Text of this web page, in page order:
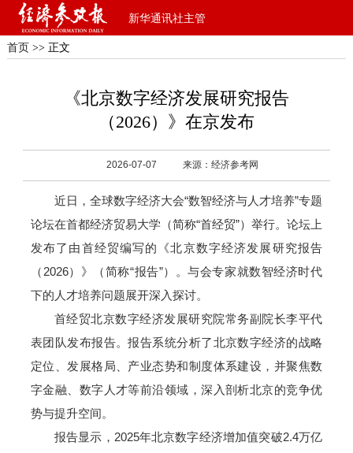
新华通讯社主管
首页 >> 正文
《北京数字经济发展研究报告
（2026）》在京发布
2026-07-07 来源：经济参考网
近日，全球数字经济大会“数智经济与人才培养”专题
论坛在首都经济贸易大学（简称“首经贸”）举行。论坛上
发布了由首经贸编写的《北京数字经济发展研究报告
（2026）》（简称“报告”）。与会专家就数智经济时代
下的人才培养问题展开深入探讨。
首经贸北京数字经济发展研究院常务副院长李平代
表团队发布报告。报告系统分析了北京数字经济的战略
定位、发展格局、产业态势和制度体系建设，并聚焦数
字金融、数字人才等前沿领域，深入剖析北京的竞争优
势与提升空间。
报告显示，2025年北京数字经济增加值突破2.4万亿